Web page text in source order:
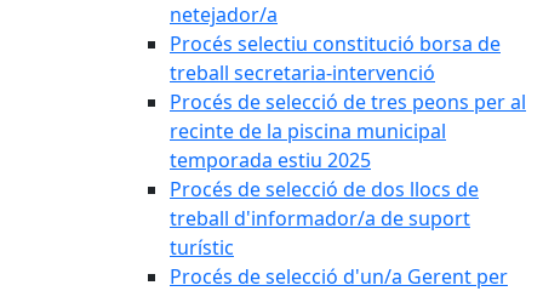
netejador/a
Procés selectiu constitució borsa de
treball secretaria-intervenció
Procés de selecció de tres peons per al
recinte de la piscina municipal
temporada estiu 2025
Procés de selecció de dos llocs de
treball d'informador/a de suport
turístic
Procés de selecció d'un/a Gerent per